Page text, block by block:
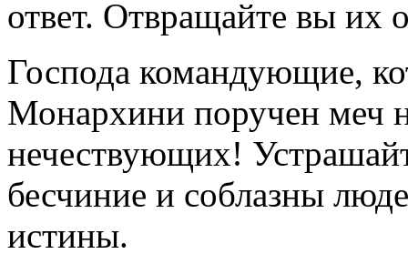
ответ. Отвращайте вы их
Господа командующие,
Монархини поручен меч
нечествующих!
бесчиние и соблазны
истины.